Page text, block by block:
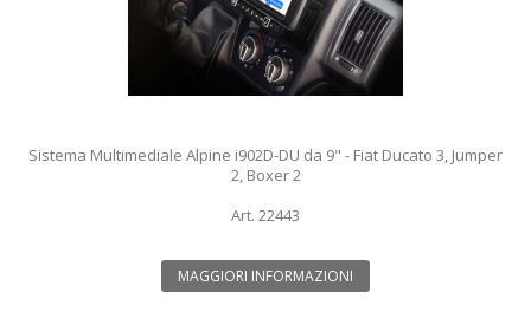
Sistema Multimediale Alpine i902D-DU da 9" - Fiat Ducato 3, Jumper
2, Boxer 2
Art. 22443
MAGGIORI INFORMAZIONI